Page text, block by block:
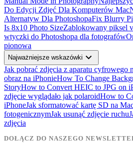
Do Edycji Zdjęć Dla Komputerów Mac
Alternatyw Dla PhotoshopaFix Blurry
Is 8x10 Photo SizeZablokowany piksel
wtyczki do Photoshopa dla fotografów
pionowa
Najważniejsze wskazówki expand_more
Jak pobrać zdjęcia z aparatu cyfrowego
obraz na iPhonieHow To Change
StoryHow to Convert HEIC to JPG on
zdjęcie wyglądało jak polaroidHow to
iPhoneJak sformatować kartę SD na
fotogenicznymJak usunąć zdjęcie ruchu
zdjęcia
DOŁĄCZ DO NASZEGO